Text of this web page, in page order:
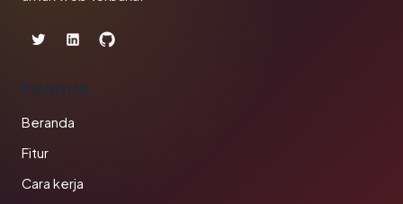
PRODUK
Beranda
Fitur
Cara kerja